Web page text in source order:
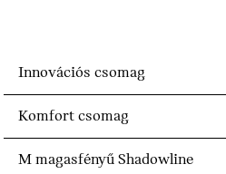
Innovációs csomag
Komfort csomag
M magasfényű Shadowline